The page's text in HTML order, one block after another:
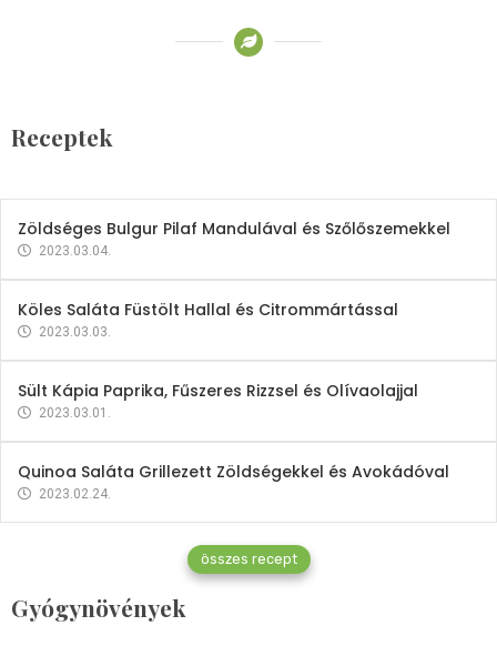
Receptek
2023.03.06.
Zöldséges Bulgur Pilaf Mandulával és Szőlőszemekkel
2023.03.04.
Köles Saláta Füstölt Hallal és Citrommártással
2023.03.03.
Sült Kápia Paprika, Fűszeres Rizzsel és Olívaolajjal
2023.03.01.
Quinoa Saláta Grillezett Zöldségekkel és Avokádóval
2023.02.24.
összes recept
Gyógynövények
Gyógynövények
Mindent a petrezselyemről
2023.12.21.